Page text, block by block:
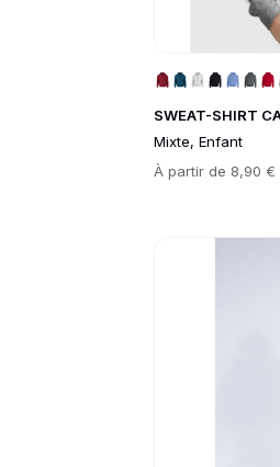
SWEAT-SHIRT
Mixte, Enfant
Prix
À partir de 8,90 €